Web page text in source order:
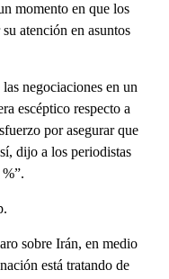
momento en que los
atención en asuntos
negociaciones en un
escéptico respecto a
por asegurar que
dijo a los periodistas
sobre Irán, en medio
está tratando de